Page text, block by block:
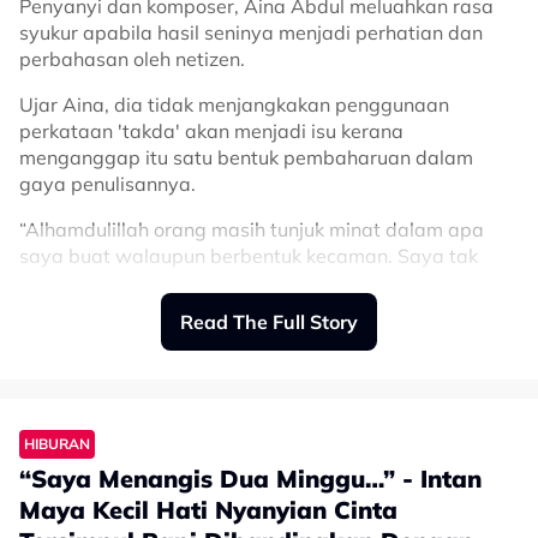
#industri muzik
Penyanyi dan komposer, Aina Abdul meluahkan rasa
syukur apabila hasil seninya menjadi perhatian dan
perbahasan oleh netizen.
Ujar Aina, dia tidak menjangkakan penggunaan
perkataan 'takda' akan menjadi isu kerana
menganggap itu satu bentuk pembaharuan dalam
gaya penulisannya.
“Alhamdulillah orang masih tunjuk minat dalam apa
saya buat walaupun berbentuk kecaman. Saya tak
benda itu orang akan rasa pembaharuan daripada
Bagaimanapun, pelantun lagu Berjauh-an itu melihat
situasi tersebut dari sudut positif dan menganggap ia
sebagai tanda bahawa pendengar kini semakin peka
serta lebih teliti terhadap karya muzik yang dihasilkan.
Read The Full Story
HIBURAN
“Saya Menangis Dua Minggu…” - Intan
Maya Kecil Hati Nyanyian Cinta